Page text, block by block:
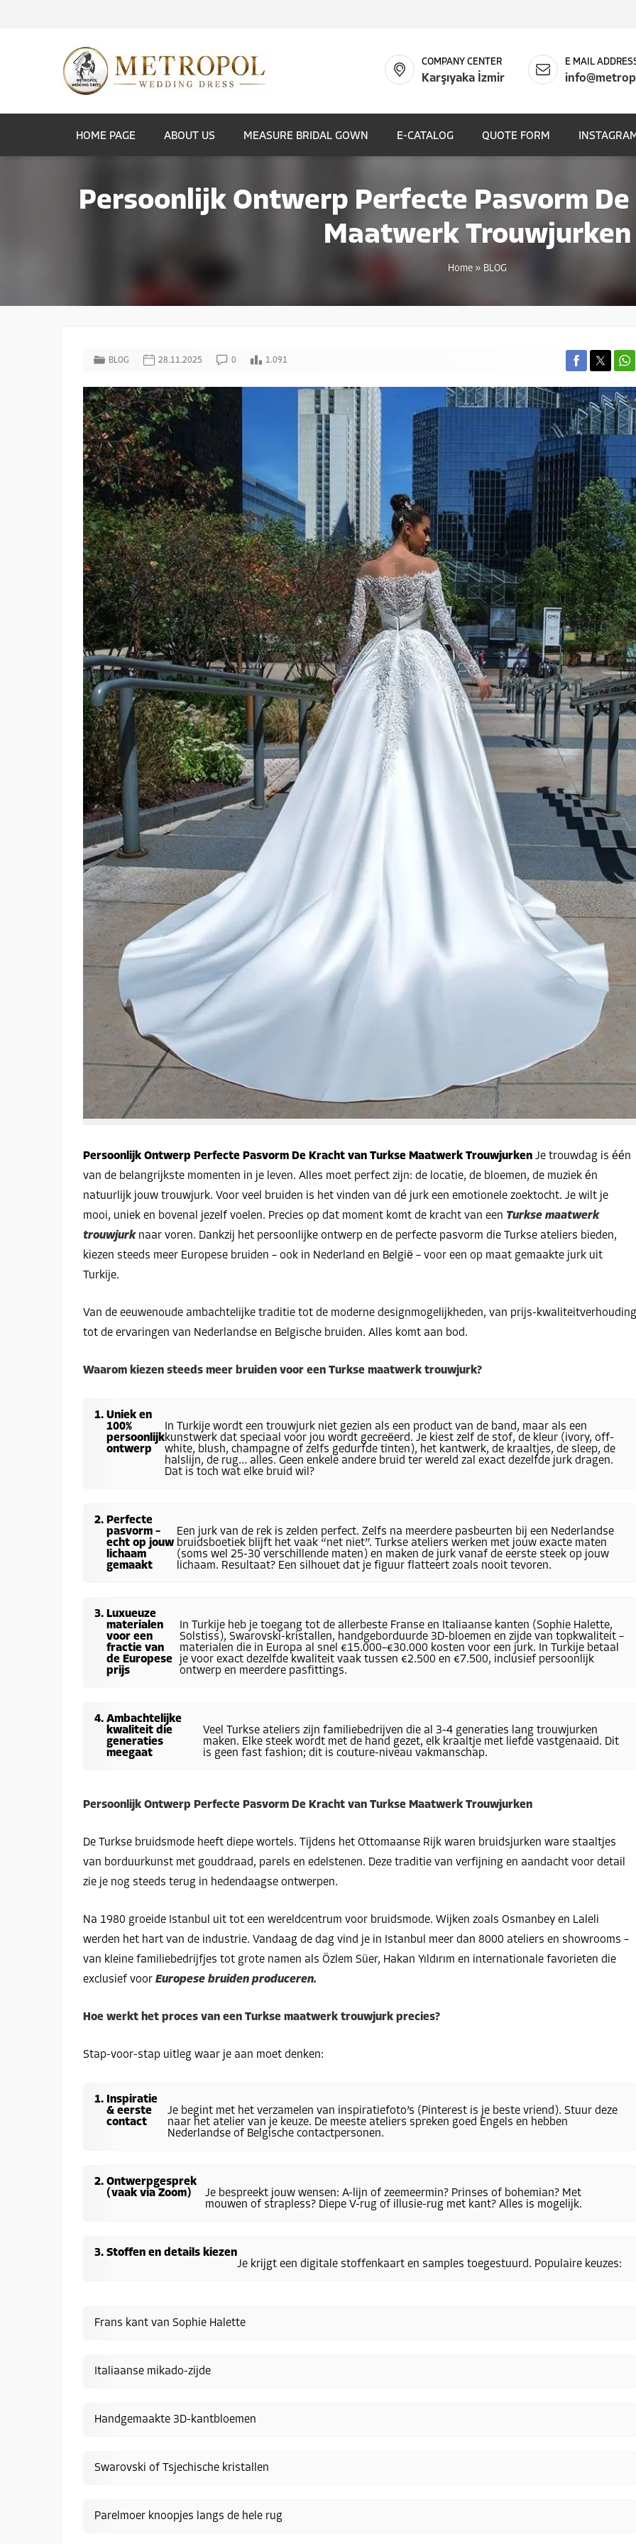
COMPANY CENTER
Karşıyaka İzmir
E MAIL
HOME PAGE ABOUT US MEASURE BRIDAL GOWN E-CATALOG QUOTE FORM
Persoonlijk Ontwerp Perfecte Pasvorm
Maatwerk Trouwjurken
Home» BLOG
BLOG 28.11.2025 0 1.091
Persoonlijk Ontwerp Perfecte Pasvorm De Kracht van Turkse Maatwerk Trouwjurken Je trouwdag is één
van de belangrijkste momenten in je leven. Alles moet perfect zijn: de locatie, de bloemen, de muziek én
natuurlijk jouw trouwjurk. Voor veel bruiden is het vinden van dé jurk een emotionele zoektocht. Je wilt je
mooi, uniek en bovenal jezelf voelen. Precies op dat moment komt de kracht van een Turkse maatwerk
trouwjurk naar voren. Dankzij het persoonlijke ontwerp en de perfecte pasvorm die Turkse ateliers bieden,
kiezen steeds meer Europese bruiden – ook in Nederland en België – voor een op maat gemaakte jurk uit
Turkije.
Van de eeuwenoude ambachtelijke traditie tot de moderne designmogelijkheden, van prijs-kwaliteitverhouding
tot de ervaringen van Nederlandse en Belgische bruiden. Alles komt aan bod.
Waarom kiezen steeds meer bruiden voor een Turkse maatwerk trouwjurk?
Uniek en
100%
persoonlijk
ontwerp
In Turkije wordt een trouwjurk niet gezien als een product van de band, maar als een
kunstwerk dat speciaal voor jou wordt gecreëerd. Je kiest zelf de stof, de kleur (ivory, off-
white, blush, champagne of zelfs gedurfde tinten), het kantwerk, de kraaltjes, de sleep, de
halslijn, de rug… alles. Geen enkele andere bruid ter wereld zal exact dezelfde jurk dragen.
Dat is toch wat elke bruid wil?
Perfecte
pasvorm –
echt op jouw
lichaam
gemaakt
Een jurk van de rek is zelden perfect. Zelfs na meerdere pasbeurten bij een Nederlandse
bruidsboetiek blijft het vaak “net niet”. Turkse ateliers werken met jouw exacte maten
(soms wel 25-30 verschillende maten) en maken de jurk vanaf de eerste steek op jouw
lichaam. Resultaat? Een silhouet dat je figuur flatteert zoals nooit tevoren.
Luxueuze
materialen
voor een
fractie van
de Europese
prijs
In Turkije heb je toegang tot de allerbeste Franse en Italiaanse kanten (Sophie Halette,
Solstiss), Swarovski-kristallen, handgeborduurde 3D-bloemen en zijde van topkwaliteit –
materialen die in Europa al snel €15.000–€30.000 kosten voor een jurk. In Turkije betaal
je voor exact dezelfde kwaliteit vaak tussen €2.500 en €7.500, inclusief persoonlijk
ontwerp en meerdere pasfittings.
Ambachtelijke
kwaliteit die
generaties
meegaat
Veel Turkse ateliers zijn familiebedrijven die al 3-4 generaties lang trouwjurken
maken. Elke steek wordt met de hand gezet, elk kraaltje met liefde vastgenaaid. Dit
is geen fast fashion; dit is couture-niveau vakmanschap.
Persoonlijk Ontwerp Perfecte Pasvorm De Kracht van Turkse Maatwerk Trouwjurken
De Turkse bruidsmode heeft diepe wortels. Tijdens het Ottomaanse Rijk waren bruidsjurken ware staaltjes
van borduurkunst met gouddraad, parels en edelstenen. Deze traditie van verfijning en aandacht voor detail
zie je nog steeds terug in hedendaagse ontwerpen.
Na 1980 groeide Istanbul uit tot een wereldcentrum voor bruidsmode. Wijken zoals Osmanbey en Laleli
werden het hart van de industrie. Vandaag de dag vind je in Istanbul meer dan 8000 ateliers en showrooms –
van kleine familiebedrijfjes tot grote namen als Özlem Süer, Hakan Yıldırım en internationale favorieten die
exclusief voor Europese bruiden produceren.
Hoe werkt het proces van een Turkse maatwerk trouwjurk precies?
Stap-voor-stap uitleg waar je aan moet denken:
Inspiratie
& eerste
contact
Je begint met het verzamelen van inspiratiefoto’s (Pinterest is je beste vriend). Stuur deze
naar het atelier van je keuze. De meeste ateliers spreken goed Engels en hebben
Nederlandse of Belgische contactpersonen.
Ontwerpgesprek
(vaak via Zoom)
Je bespreekt jouw wensen: A-lijn of zeemeermin? Prinses of bohemian? Met
mouwen of strapless? Diepe V-rug of illusie-rug met kant? Alles is mogelijk.
Stoffen en details kiezen
Je krijgt een digitale stoffenkaart en samples toegestuurd. Populaire keuzes:
Frans kant van Sophie Halette
Italiaanse mikado-zijde
Handgemaakte 3D-kantbloemen
Swarovski of Tsjechische kristallen
Parelmoer knoopjes langs de hele rug